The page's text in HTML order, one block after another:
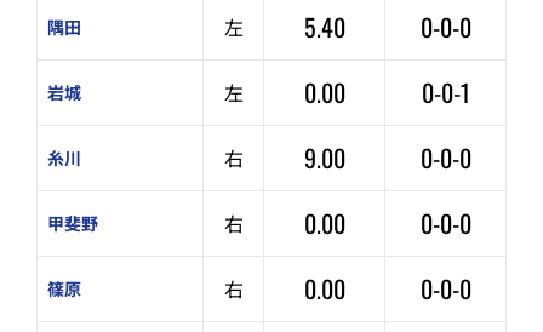
隅田 左 5.40 0-0-0
岩城 左 0.00 0-0-1
糸川 右 9.00 0-0-0
甲斐野 右 0.00 0-0-0
篠原 右 0.00 0-0-0